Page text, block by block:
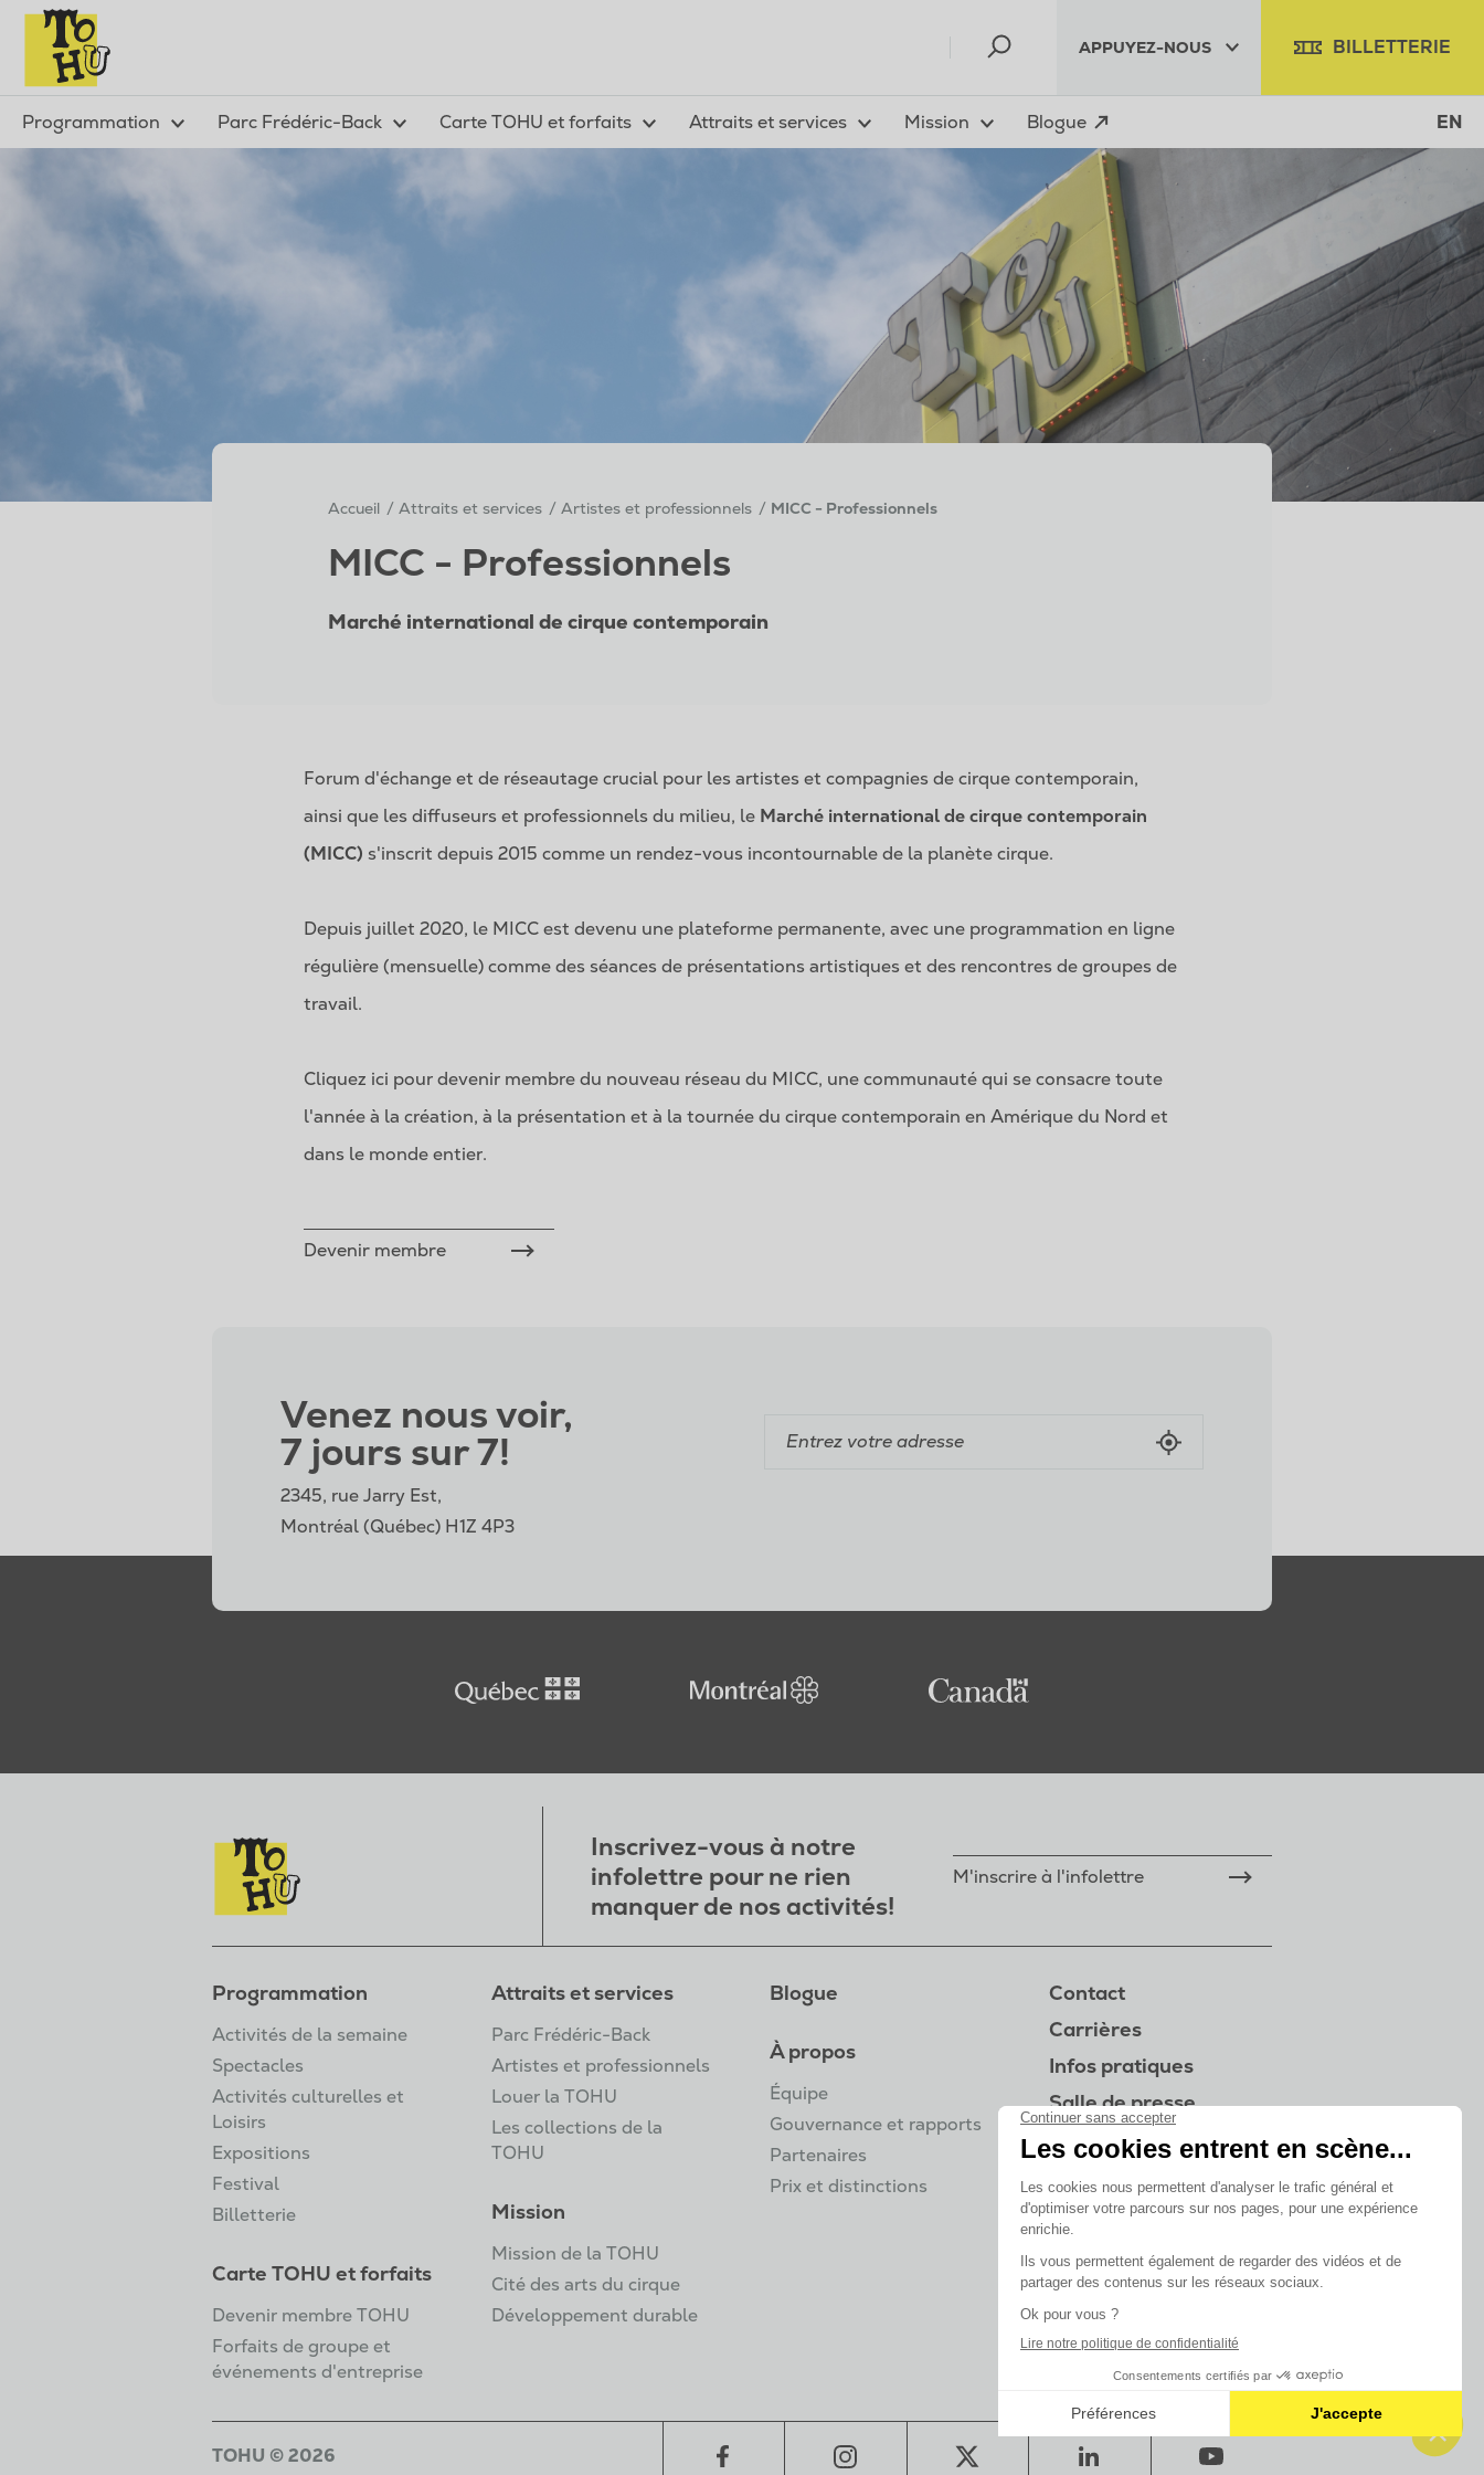
APPUYEZ-NOUS BILLETTERIE
Programmation Parc Frédéric-Back Carte TOHU et forfaits Attraits et services Mission Blogue EN
Accueil Attraits et services Artistes et professionnels MICC - Professionnels
MICC - Professionnels
Marché international de cirque contemporain
Forum d'échange et de réseautage crucial pour les artistes et compagnies de cirque contemporain,
ainsi que les diffuseurs et professionnels du milieu, le Marché international de cirque contemporain
(MICC) s'inscrit depuis 2015 comme un rendez-vous incontournable de la planète cirque.
Depuis juillet 2020, le MICC est devenu une plateforme permanente, avec une programmation en ligne
régulière (mensuelle) comme des séances de présentations artistiques et des rencontres de groupes de
travail.
Cliquez ici pour devenir membre du nouveau réseau du MICC, une communauté qui se consacre toute
l'année à la création, à la présentation et à la tournée du cirque contemporain en Amérique du Nord et
dans le monde entier.
Devenir membre
Venez nous voir,
7 jours sur 7!
2345, rue Jarry Est,
Montréal (Québec) H1Z 4P3
Inscrivez-vous à notre
infolettre pour ne rien
manquer de nos activités!
M'inscrire à l'infolettre
Programmation
Activités de la semaine
Spectacles
Activités culturelles et
Loisirs
Expositions
Festival
Billetterie
Carte TOHU et forfaits
Devenir membre TOHU
Forfaits de groupe et
événements d'entreprise
Attraits et services
Parc Frédéric-Back
Artistes et professionnels
Louer la TOHU
Les collections de la
TOHU
Mission
Mission de la TOHU
Cité des arts du cirque
Développement durable
Blogue
À propos
Équipe
Gouvernance et rapports
Partenaires
Prix et distinctions
Contact
Carrières
Infos pratiques
Salle de presse
TOHU © 2026